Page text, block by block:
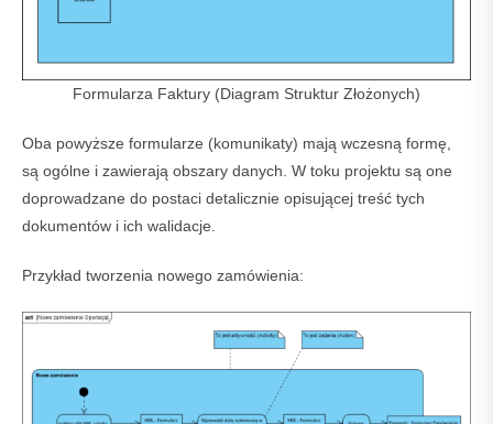
Formularza Faktury (Diagram Struktur Złożonych)
Oba powyższe formularze (komunikaty) mają wczesną formę,
są ogólne i zawierają obszary danych. W toku projektu są one
doprowadzane do postaci detalicznie opisującej treść tych
dokumentów i ich walidacje.
Przykład tworzenia nowego zamówienia: